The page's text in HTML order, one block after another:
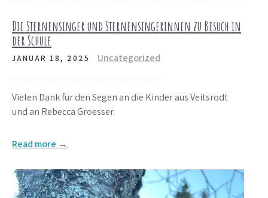
Die Sternensinger und Sternensingerinnen zu Besuch in
der Schule
JANUAR 18, 2025 Uncategorized
Vielen Dank für den Segen an die Kinder aus Veitsrodt
und an Rebecca Groesser.
Read more →